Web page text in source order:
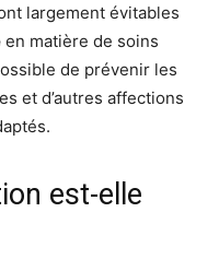
largement évitables
en matière de soins
de prévenir les
et d’autres affections
est-elle